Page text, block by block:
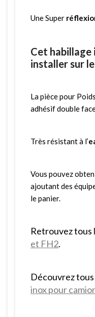
Une Super
Cet habillage
installer sur
La pièce pour
adhésif double
Très résistant à l’
Vous pouvez
ajoutant des
le panier.
Retrouvez tous
et FH2.
Découvrez tous
inox pour